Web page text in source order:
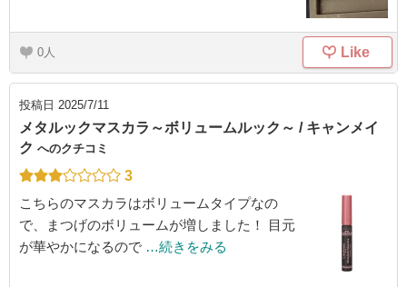
0 Like
投稿日 2025/7/11
メタルックマスカラ～ボリュームルック～ / キャンメイ
ク へのクチコミ
3
こちらのマスカラはボリュームタイプなの
で、まつげのボリュームが増しました！ 目元
が華やかになるので …続きをみる